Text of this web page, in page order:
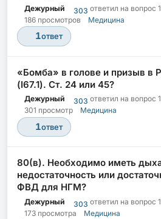
Дежурный 303 ответил на вопрос
186 просмотров
Медицина
1ответ
«Бомба» в голове и призыв в
(I67.1). Ст. 24 или 45?
Дежурный 303 ответил на вопрос
301 просмотр
Медицина
1ответ
80(в). Необходимо иметь
недостаточность или
ФВД для НГМ?
Дежурный 303 ответил на вопрос
173 просмотра
Медицина